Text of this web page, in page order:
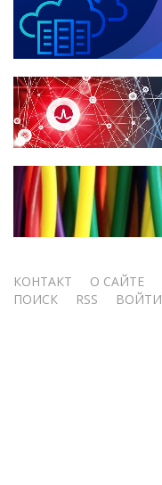
Меню
КОНТАКТ О САЙТЕ
ПОИСК
RSS ВОЙТИ